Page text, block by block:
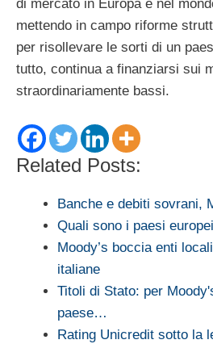
di mercato in Europa e nel
mettendo in campo riforme
per risollevare le sorti di un
tutto, continua a finanziarsi sui
straordinariamente bassi.
Related Posts:
Banche e debiti sovrani,
Quali sono i paesi
Moody’s boccia enti
italiane
Titoli di Stato: per
paese…
Rating Unicredit sotto la